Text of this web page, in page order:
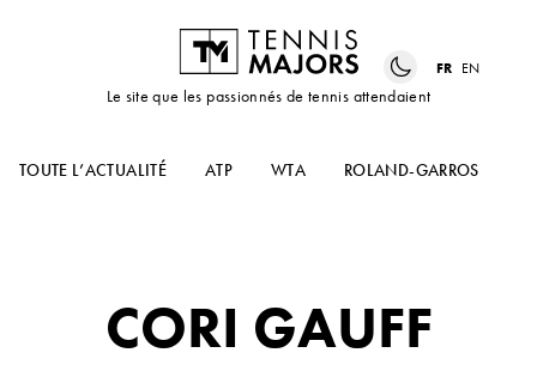
Le site que les passionnés de tennis attendaient
FR EN
TOUTE L’ACTUALITÉ ATP WTA ROLAND-GARROS
CORI GAUFF